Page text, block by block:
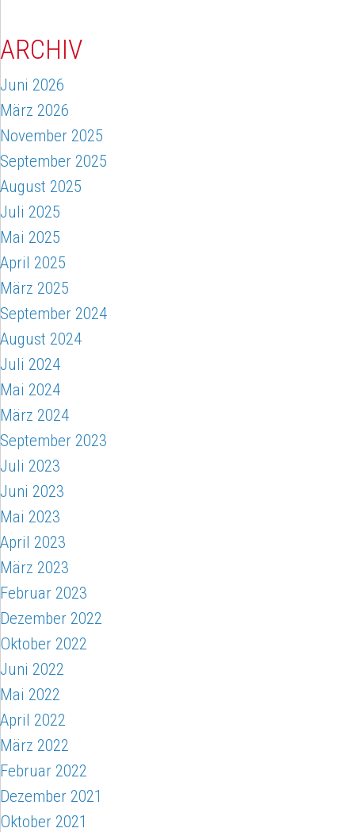
ARCHIV
Juni 2026
März 2026
November 2025
September 2025
August 2025
Juli 2025
Mai 2025
April 2025
März 2025
September 2024
August 2024
Juli 2024
Mai 2024
März 2024
September 2023
Juli 2023
Juni 2023
Mai 2023
April 2023
März 2023
Februar 2023
Dezember 2022
Oktober 2022
Juni 2022
Mai 2022
April 2022
März 2022
Februar 2022
Dezember 2021
Oktober 2021